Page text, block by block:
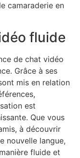
camaraderie en
fluide
de chat vidéo
Grâce à ses
mis en relation
est
Que vous
à découvrir
nouvelle langue,
fluide et